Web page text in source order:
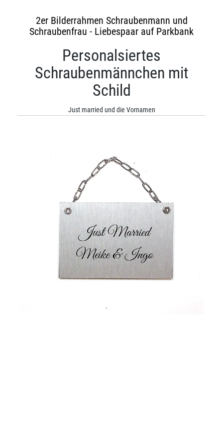
2er Bilderrahmen Schraubenmann und
Schraubenfrau - Liebespaar auf Parkbank
Personalsiertes
Schraubenmännchen mit
Schild
Just married und die Vornamen